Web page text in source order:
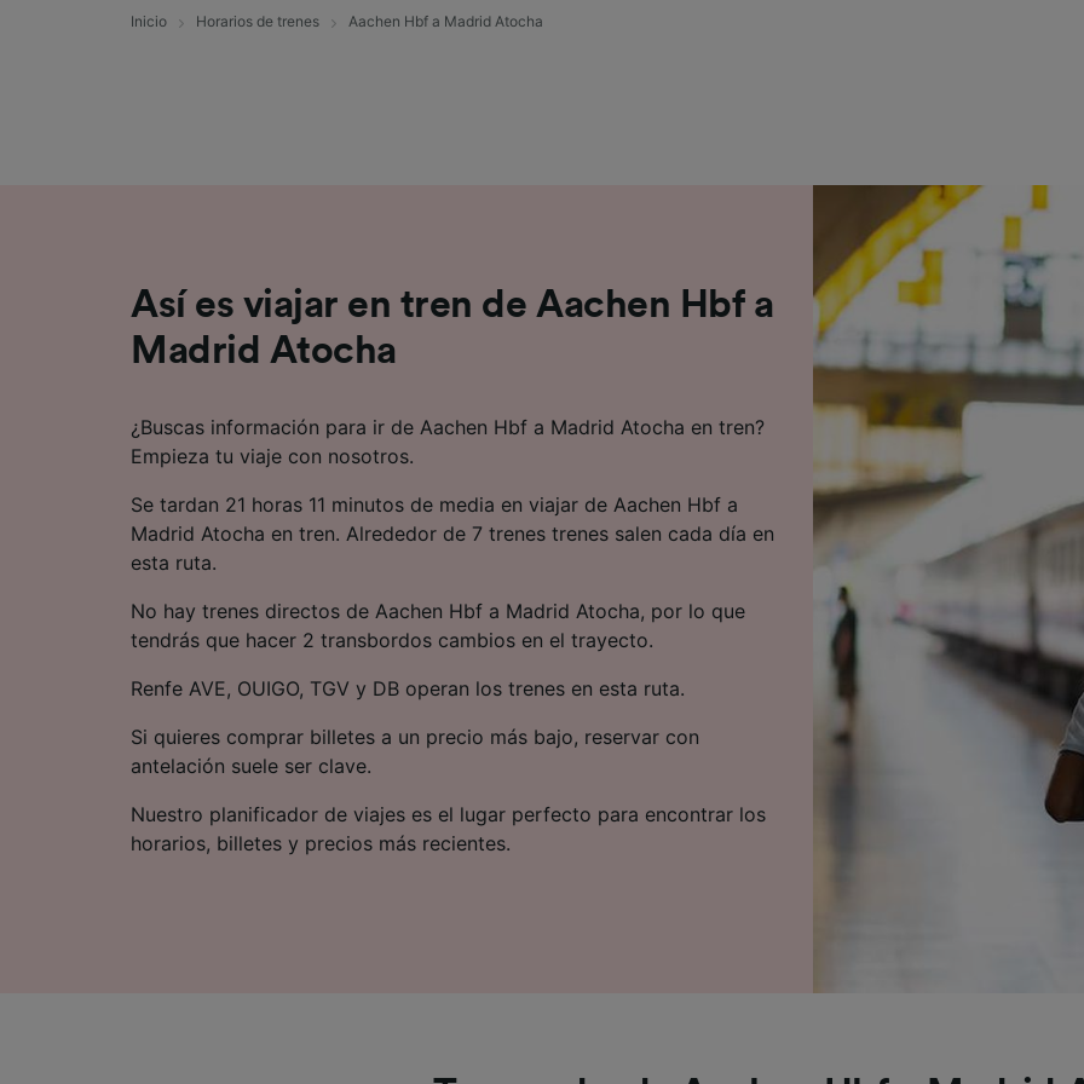
Inicio Horarios de trenes Aachen Hbf a Madrid Atocha
Así es viajar en tren de Aachen Hbf a
Madrid Atocha
¿Buscas información para ir de Aachen Hbf a Madrid Atocha en tren?
Empieza tu viaje con nosotros.
Se tardan 21 horas 11 minutos de media en viajar de Aachen Hbf a
Madrid Atocha en tren. Alrededor de 7 trenes trenes salen cada día en
esta ruta.
No hay trenes directos de Aachen Hbf a Madrid Atocha, por lo que
tendrás que hacer 2 transbordos cambios en el trayecto.
Renfe AVE, OUIGO, TGV y DB operan los trenes en esta ruta.
Si quieres comprar billetes a un precio más bajo, reservar con
antelación suele ser clave.
Nuestro planificador de viajes es el lugar perfecto para encontrar los
horarios, billetes y precios más recientes.
Lista de asociados (proveedores)